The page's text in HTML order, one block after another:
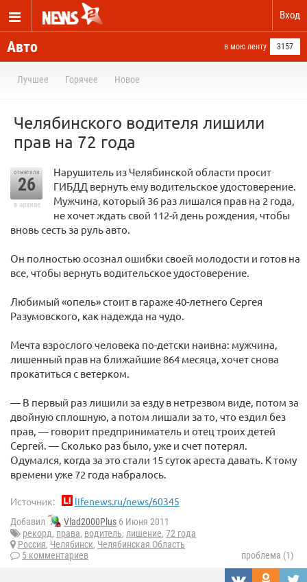
Вход
Авто в мою ленту 3157
Лучшее Горячее Новое
Челябинского водителя лишили
прав на 72 года
отметили
26
в архиве
Нарушитель из Челябинской области просит
ГИБДД вернуть ему водительское удостоверение.
Мужчина, который 36 раз лишался прав на 2 года,
не хочет ждать свой 112-й день рождения, чтобы
вновь сесть за руль авто.
Он полностью осознал ошибки своей молодости и готов на
все, чтобы вернуть водительское удостоверение.
Любимый «опель» стоит в гараже 40-летнего Сергея
Разумовского, как надежда на чудо.
Мечта взрослого человека по-детски наивна: мужчина,
лишенный прав на ближайшие 864 месяца, хочет снова
прокатиться с ветерком.
— В первый раз лишили за езду в нетрезвом виде, потом за
двойную сплошную, а потом лишали за то, что ездил без
прав, — говорит предприниматель и отец троих детей
Сергей. — Сколько раз было, уже и счет потерял.
Одумался, когда за это стали 15 суток ареста давать. К тому
времени уже 72 года набралось.
Источник: lifenews.ru/news/60345
Добавил Vlad2000Plus 6 Июня 2011
рекорд, права, водитель, лишение, 72 года
Россия, Челябинск, Челябинская Область
5 комментариев
проблема (1)